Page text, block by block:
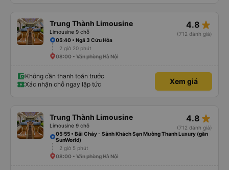
Trung Thành Limousine
Limousine 9 chỗ
4.8 star_rate
(712 đánh giá)
05:40 • Ngã 3 Cứu Hỏa
2 giờ 20 phút
08:00 • Văn phòng Hà Nội
Không cần thanh toán trước
Xác nhận chỗ ngay lập tức
Xem giá
Trung Thành Limousine
Limousine 9 chỗ
4.8 star_rate
(712 đánh giá)
05:55 • Bãi Cháy - Sảnh Khách Sạn Mường Thanh Luxury (gần
SunWorld)
2 giờ 5 phút
08:00 • Văn phòng Hà Nội